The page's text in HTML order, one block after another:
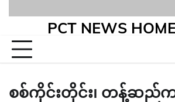
PCT NEWS
စစ်ကိုင်းတိုင်း၊ တန့်ဆည်က